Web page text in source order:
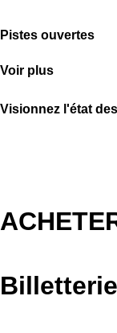
Pistes ouvertes
Voir plus
Visionnez l'état